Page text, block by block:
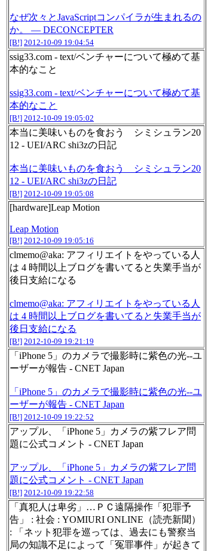
なぜ次々とJavaScriptコンパイラが生まれるの
か。 — DECONCEPTER
[B!] 2012-10-09 19:04:54
ssig33.com - text/ベンチャーについて極めて基
本的なこと
ssig33.com - text/ベンチャーについて極めて基
本的なこと
[B!] 2012-10-09 19:05:02
本当に美味いものを食おう シミシュラン20
12 - UEI/ARC shi3zの日記
本当に美味いものを食おう シミシュラン20
12 - UEI/ARC shi3zの日記
[B!] 2012-10-09 19:05:08
[hardware]Leap Motion
Leap Motion
[B!] 2012-10-09 19:05:16
clmemo@aka: アフィリエイトをやっている人
は 4 時間以上ブログを書いてると失業手当が
後日支給になる
clmemo@aka: アフィリエイトをやっている人
は 4 時間以上ブログを書いてると失業手当が
後日支給になる
[B!] 2012-10-09 19:21:19
「iPhone 5」のカメラで撮影時に紫色の光--ユ
ーザーが報告 - CNET Japan
「iPhone 5」のカメラで撮影時に紫色の光--ユ
ーザーが報告 - CNET Japan
[B!] 2012-10-09 19:22:52
アップル、「iPhone 5」カメラの紫フレア問
題に公式コメント - CNET Japan
アップル、「iPhone 5」カメラの紫フレア問
題に公式コメント - CNET Japan
[B!] 2012-10-09 19:22:58
「真犯人は卑劣」…ＰＣ遠隔操作「犯罪予
告」 : 社会 : YOMIURI ONLINE（読売新聞）
: 「ネット犯罪を巡っては、過去にも警察当
局の知識不足によって「冤罪事件」が起きて